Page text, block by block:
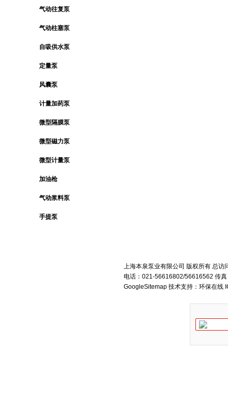
气动往复泵
气动柱塞泵
自吸供水泵
定量泵
风囊泵
计量加药泵
微型隔膜泵
微型磁力泵
微型计量泵
加油枪
气动浆料泵
手提泵
上海本泉泵业有限公司 版权所有 总访
电话：021-56616802/56616562 传
GoogleSitemap技术支持：环保在线